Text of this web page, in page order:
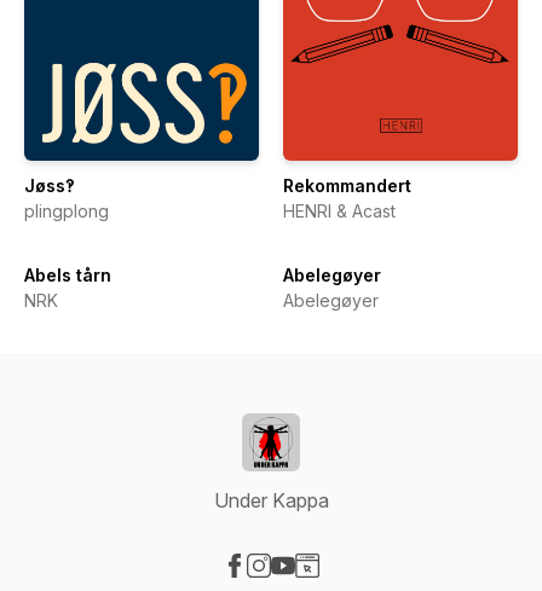
Jøss‽
plingplong
Rekommandert
HENRI & Acast
Abels tårn
NRK
Abelegøyer
Abelegøyer
Under Kappa